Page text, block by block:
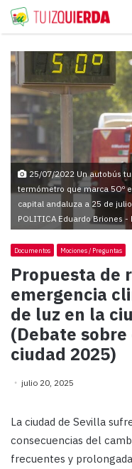
25/07/2022 Un autobús
termómetro que marca 5Oº
capital andaluza a 25 de
POLITICA Eduardo Briones -
Documentos Mociones / Preguntas
Propuesta de
emergencia
de luz en la
(Debate
ciudad 2025)
julio 20, 2025
La ciudad de Sevilla
consecuencias del
frecuentes y